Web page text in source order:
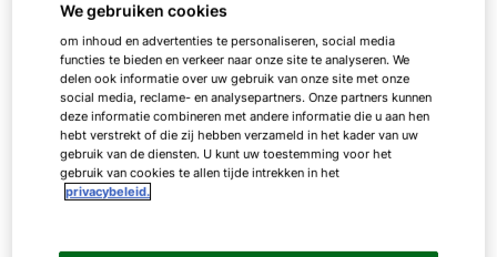
Bedienmodule
We gebruiken cookies
om inhoud en advertenties te personaliseren, social media
functies te bieden en verkeer naar onze site te analyseren. We
delen ook informatie over uw gebruik van onze site met onze
social media, reclame- en analysepartners. Onze partners kunnen
deze informatie combineren met andere informatie die u aan hen
hebt verstrekt of die zij hebben verzameld in het kader van uw
gebruik van de diensten. U kunt uw toestemming voor het
gebruik van cookies te allen tijde intrekken in het
privacybeleid.